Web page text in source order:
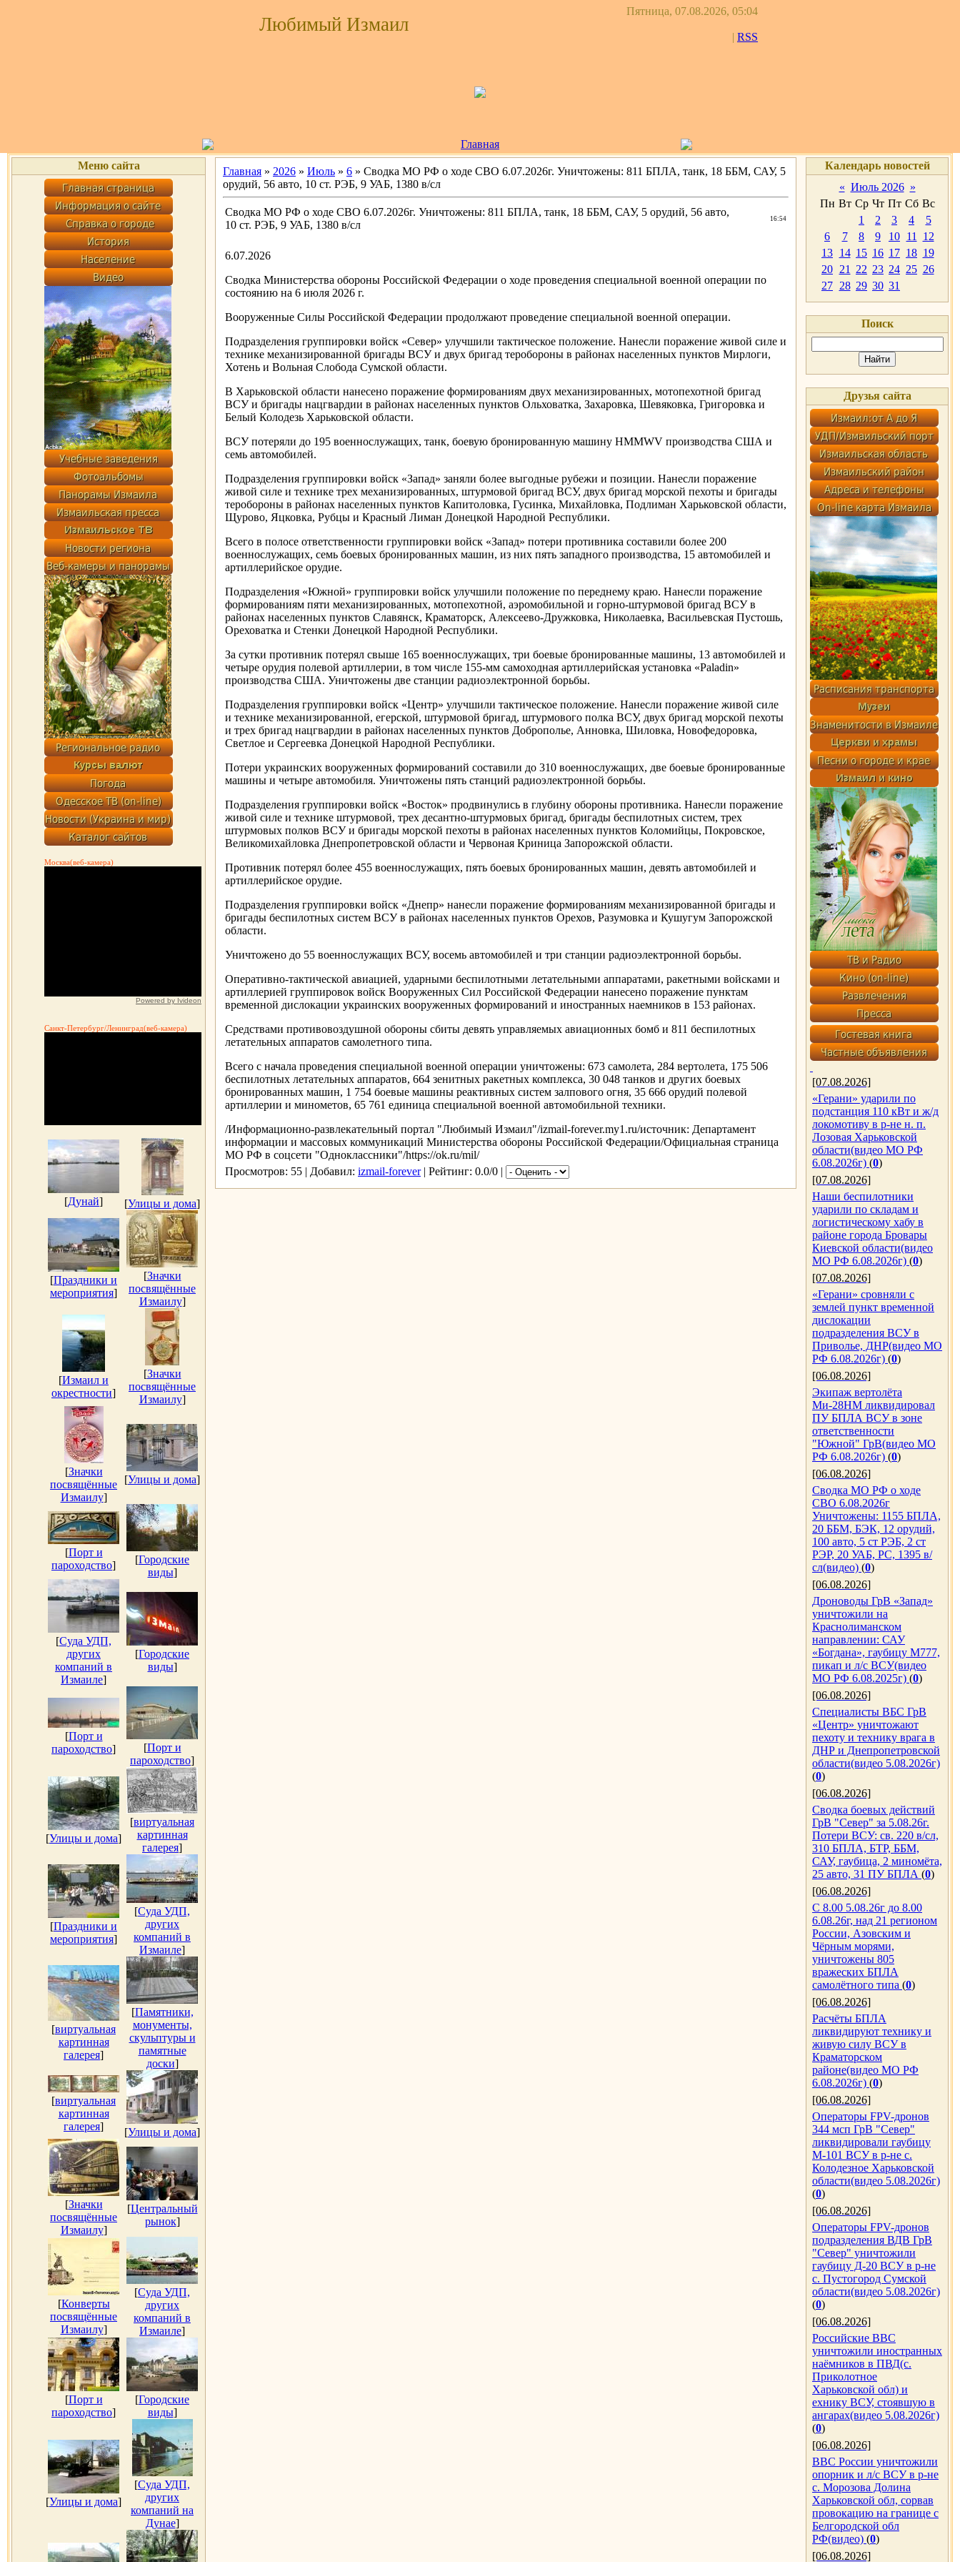
Любимый Измаил
Пятница, 07.08.2026, 05:04
| RSS
Главная
Меню сайта
Москва(веб-камера)
Powered by Ivideon
Санкт-Петербург/Ленинград(веб-камера)
[Дунай] [Улицы и дома]
[Праздники и
мероприятия]
[Значки
посвящённые
Измаилу]
[Измаил и
окрестности]
[Значки
посвящённые
Измаилу]
[Значки
посвящённые
Измаилу]
[Улицы и дома]
[Порт и
пароходство] [Городские
виды]
[Суда УДП,
других
компаний в
Измаиле]
[Городские
виды]
[Порт и
пароходство] [Порт и
пароходство]
[Улицы и дома]
[виртуальная
картинная
галерея]
[Праздники и
мероприятия]
[Суда УДП,
других
компаний в
Измаиле]
[виртуальная
картинная
галерея]
[Памятники,
монументы,
скульптуры и
памятные
доски]
[виртуальная
картинная
галерея] [Улицы и дома]
[Значки
посвящённые
Измаилу]
[Центральный
рынок]
[Конверты
посвящённые
Измаилу]
[Суда УДП,
других
компаний в
Измаиле]
[Порт и
пароходство]
[Городские
виды]
[Улицы и дома]
[Суда УДП,
других
компаний на
Дунае]
Главная » 2026 » Июль » 6 » Сводка МО РФ о ходе СВО 6.07.2026г. Уничтожены: 811 БПЛА, танк, 18 ББМ, САУ, 5
орудий, 56 авто, 10 ст. РЭБ, 9 УАБ, 1380 в/сл
Сводка МО РФ о ходе СВО 6.07.2026г. Уничтожены: 811 БПЛА, танк, 18 ББМ, САУ, 5 орудий, 56 авто,
10 ст. РЭБ, 9 УАБ, 1380 в/сл
16:54
6.07.2026
Сводка Министерства обороны Российской Федерации о ходе проведения специальной военной операции по
состоянию на 6 июля 2026 г.
Вооруженные Силы Российской Федерации продолжают проведение специальной военной операции.
Подразделения группировки войск «Север» улучшили тактическое положение. Нанесли поражение живой силе и
технике механизированной бригады ВСУ и двух бригад теробороны в районах населенных пунктов Мирлоги,
Хотень и Вольная Слобода Сумской области.
В Харьковской области нанесено поражение формированиям двух механизированных, мотопехотной бригад
ВСУ и бригады нацгвардии в районах населенных пунктов Ольховатка, Захаровка, Шевяковка, Григоровка и
Белый Колодезь Харьковской области.
ВСУ потеряли до 195 военнослужащих, танк, боевую бронированную машину HMMWV производства США и
семь автомобилей.
Подразделения группировки войск «Запад» заняли более выгодные рубежи и позиции. Нанесли поражение
живой силе и технике трех механизированных, штурмовой бригад ВСУ, двух бригад морской пехоты и бригады
теробороны в районах населенных пунктов Капитоловка, Гусинка, Михайловка, Подлиман Харьковской области,
Щурово, Яцковка, Рубцы и Красный Лиман Донецкой Народной Республики.
Всего в полосе ответственности группировки войск «Запад» потери противника составили более 200
военнослужащих, семь боевых бронированных машин, из них пять западного производства, 15 автомобилей и
артиллерийское орудие.
Подразделения «Южной» группировки войск улучшили положение по переднему краю. Нанесли поражение
формированиям пяти механизированных, мотопехотной, аэромобильной и горно-штурмовой бригад ВСУ в
районах населенных пунктов Славянск, Краматорск, Алексеево-Дружковка, Николаевка, Васильевская Пустошь,
Ореховатка и Стенки Донецкой Народной Республики.
За сутки противник потерял свыше 165 военнослужащих, три боевые бронированные машины, 13 автомобилей и
четыре орудия полевой артиллерии, в том числе 155-мм самоходная артиллерийская установка «Paladin»
производства США. Уничтожены две станции радиоэлектронной борьбы.
Подразделения группировки войск «Центр» улучшили тактическое положение. Нанесли поражение живой силе
и технике механизированной, егерской, штурмовой бригад, штурмового полка ВСУ, двух бригад морской пехоты
и трех бригад нацгвардии в районах населенных пунктов Доброполье, Анновка, Шиловка, Новофедоровка,
Светлое и Сергеевка Донецкой Народной Республики.
Потери украинских вооруженных формирований составили до 310 военнослужащих, две боевые бронированные
машины и четыре автомобиля. Уничтожены пять станций радиоэлектронной борьбы.
Подразделения группировки войск «Восток» продвинулись в глубину обороны противника. Нанесли поражение
живой силе и технике штурмовой, трех десантно-штурмовых бригад, бригады беспилотных систем, трех
штурмовых полков ВСУ и бригады морской пехоты в районах населенных пунктов Коломийцы, Покровское,
Великомихайловка Днепропетровской области и Червоная Криница Запорожской области.
Противник потерял более 455 военнослужащих, пять боевых бронированных машин, девять автомобилей и
артиллерийское орудие.
Подразделения группировки войск «Днепр» нанесли поражение формированиям механизированной бригады и
бригады беспилотных систем ВСУ в районах населенных пунктов Орехов, Разумовка и Кушугум Запорожской
области.
Уничтожено до 55 военнослужащих ВСУ, восемь автомобилей и три станции радиоэлектронной борьбы.
Оперативно-тактической авиацией, ударными беспилотными летательными аппаратами, ракетными войсками и
артиллерией группировок войск Вооруженных Сил Российской Федерации нанесено поражение пунктам
временной дислокации украинских вооруженных формирований и иностранных наемников в 153 районах.
Средствами противовоздушной обороны сбиты девять управляемых авиационных бомб и 811 беспилотных
летательных аппаратов самолетного типа.
Всего с начала проведения специальной военной операции уничтожены: 673 самолета, 284 вертолета, 175 506
беспилотных летательных аппаратов, 664 зенитных ракетных комплекса, 30 048 танков и других боевых
бронированных машин, 1 754 боевые машины реактивных систем залпового огня, 35 666 орудий полевой
артиллерии и минометов, 65 761 единица специальной военной автомобильной техники.
/Информационно-развлекательный портал "Любимый Измаил"/izmail-forever.my1.ru/источник: Департамент
информации и массовых коммуникаций Министерства обороны Российской Федерации/Официальная страница
МО РФ в соцсети "Одноклассники"/https://ok.ru/mil/
Просмотров: 55 | Добавил: izmail-forever| Рейтинг: 0.0/0 |
Календарь новостей
« Июль 2026 »
Пн Вт Ср Чт Пт Сб Вс
1
2 3 4
5
6
7 8 9 10 11
12
13 14 15 16 17 18 19
20 21 22 23 24 25 26
27 28 29 30 31
Поиск
Друзья сайта
[07.08.2026]
«Герани» ударили по
подстанция 110 кВт и ж/д
локомотиву в р-не н. п.
Лозовая Харьковской
области(видео МО РФ
6.08.2026г) (0)
[07.08.2026]
Наши беспилотники
ударили по складам и
логистическому хабу в
районе города Бровары
Киевской области(видео
МО РФ 6.08.2026г) (0)
[07.08.2026]
«Герани» сровняли с
землей пункт временной
дислокации
подразделения ВСУ в
Приволье, ДНР(видео МО
РФ 6.08.2026г) (0)
[06.08.2026]
Экипаж вертолёта
Ми-28НМ ликвидировал
ПУ БПЛА ВСУ в зоне
ответственности
"Южной" ГрВ(видео МО
РФ 6.08.2026г) (0)
[06.08.2026]
Сводка МО РФ о ходе
СВО 6.08.2026г
Уничтожены: 1155 БПЛА,
20 ББМ, БЭК, 12 орудий,
100 авто, 5 ст РЭБ, 2 ст
РЭР, 20 УАБ, РС, 1395 в/
сл(видео) (0)
[06.08.2026]
Дроноводы ГрВ «Запад»
уничтожили на
Краснолиманском
направлении: САУ
«Богдана», гаубицу М777,
пикап и л/с ВСУ(видео
МО РФ 6.08.2025г) (0)
[06.08.2026]
Специалисты ВБС ГрВ
«Центр» уничтожают
пехоту и технику врага в
ДНР и Днепропетровской
области(видео 5.08.2026г)
(0)
[06.08.2026]
Сводка боевых действий
ГрВ "Север" за 5.08.26г.
Потери ВСУ: св. 220 в/сл,
310 БПЛА, БТР, ББМ,
САУ, гаубица, 2 миномёта,
25 авто, 31 ПУ БПЛА (0)
[06.08.2026]
С 8.00 5.08.26г до 8.00
6.08.26г, над 21 регионом
России, Азовским и
Чёрным морями,
уничтожены 805
вражеских БПЛА
самолётного типа (0)
[06.08.2026]
Расчёты БПЛА
ликвидируют технику и
живую силу ВСУ в
Краматорском
районе(видео МО РФ
6.08.2026г) (0)
[06.08.2026]
Операторы FPV-дронов
344 мсп ГрВ "Север"
ликвидировали гаубицу
М-101 ВСУ в р-не с.
Колодезное Харьковской
области(видео 5.08.2026г)
(0)
[06.08.2026]
Операторы FPV-дронов
подразделения ВДВ ГрВ
"Север" уничтожили
гаубицу Д-20 ВСУ в р-не
с. Пустогород Сумской
области(видео 5.08.2026г)
(0)
[06.08.2026]
Российские ВВС
уничтожили иностранных
наёмников в ПВД(с.
Приколотное
Харьковской обл) и
ехнику ВСУ, стоявшую в
ангарах(видео 5.08.2026г)
(0)
[06.08.2026]
ВВС России уничтожили
опорник и л/с ВСУ в р-не
с. Морозова Долина
Харьковской обл, сорвав
провокацию на границе с
Белгородской обл
РФ(видео) (0)
[06.08.2026]